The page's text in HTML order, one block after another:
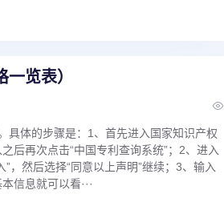
览表）
具体的步骤是：1、首先进入国家知识产权
后再次点击“中国专利查询系统”；2、进入
，然后选择“同意以上声明”继续；3、输入
信息就可以看···